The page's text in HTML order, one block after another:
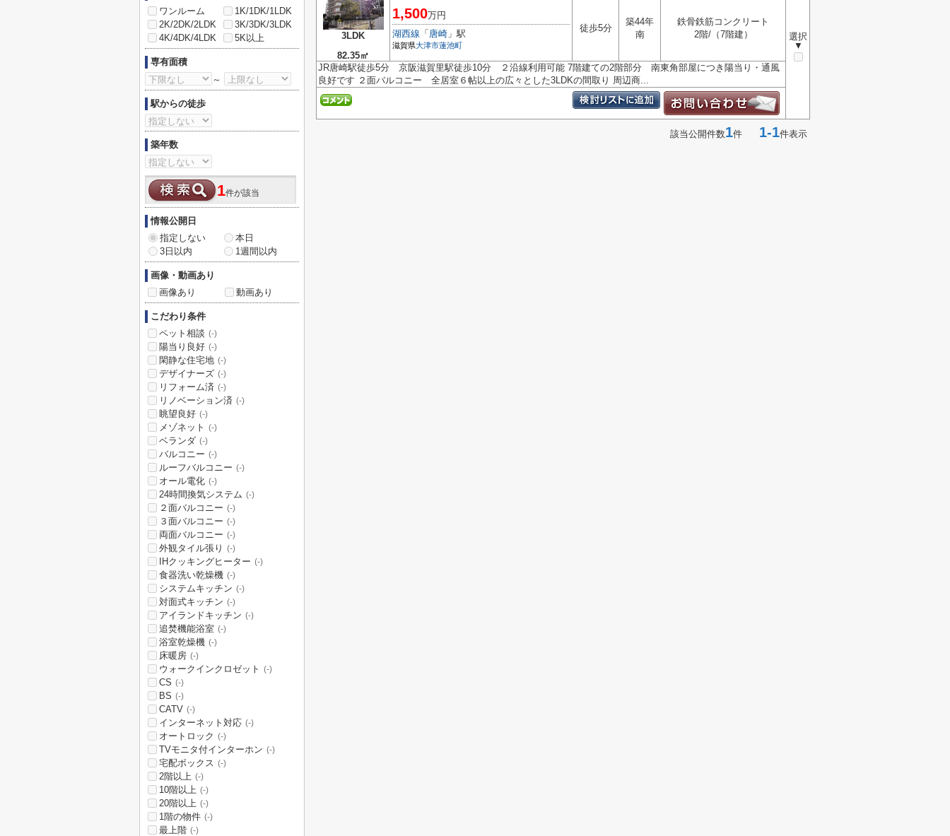
3LDK
82.35㎡
選択
▼
1,500万円
湖西線 「 唐崎 」駅
滋賀県大津市蓮池町
徒歩5分
築44年
南
鉄骨鉄筋コンクリート
2階/（7階建）
JR唐崎駅徒歩5分 京阪滋賀里駅徒歩10分 ２沿線利用可能 7階建ての2階部分 南東角部屋につき陽当り・通風
良好です ２面バルコニー 全居室６帖以上の広々とした3LDKの間取り 周辺商...
該当公開件数1件 1-1件表示
ワンルーム
1K/1DK/1LDK
2K/2DK/2LDK
3K/3DK/3LDK
4K/4DK/4LDK
5K以上
専有面積
～
駅からの徒歩
築年数
1件が該当
情報公開日
指定しない
本日
3日以内
1週間以内
画像・動画あり
画像あり
動画あり
こだわり条件
ペット相談 (-)
陽当り良好 (-)
閑静な住宅地 (-)
デザイナーズ (-)
リフォーム済 (-)
リノベーション済 (-)
眺望良好 (-)
メゾネット (-)
ベランダ (-)
バルコニー (-)
ルーフバルコニー (-)
オール電化 (-)
24時間換気システム (-)
２面バルコニー (-)
３面バルコニー (-)
両面バルコニー (-)
外観タイル張り (-)
IHクッキングヒーター (-)
食器洗い乾燥機 (-)
システムキッチン (-)
対面式キッチン (-)
アイランドキッチン (-)
追焚機能浴室 (-)
浴室乾燥機 (-)
床暖房 (-)
ウォークインクロゼット (-)
CS (-)
BS (-)
CATV (-)
インターネット対応 (-)
オートロック (-)
TVモニタ付インターホン (-)
宅配ボックス (-)
2階以上 (-)
10階以上 (-)
20階以上 (-)
1階の物件 (-)
最上階 (-)